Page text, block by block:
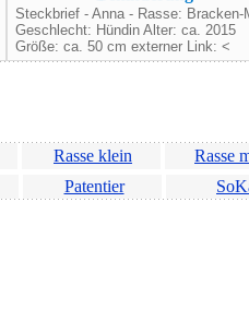
Steckbrief - Anna - Rasse: Bracken-
Geschlecht: Hündin Alter: ca. 2015
Größe: ca. 50 cm externer Link: <
Rasse klein Rasse
Patentier